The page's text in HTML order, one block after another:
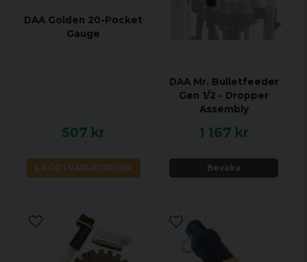
DAA Golden 20-Pocket
Gauge
507 kr
LÄGG I VARUKORGEN
DAA Mr. Bulletfeeder
Gen 1/2 - Dropper
Assembly
1 167 kr
Bevaka